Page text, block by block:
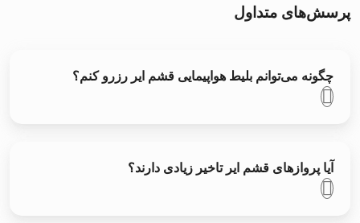
پرسش‌های متداول
چگونه می‌توانم بلیط هواپیمایی قشم ایر رزرو کنم؟
آیا پروازهای قشم ایر تاخیر زیادی دارند؟